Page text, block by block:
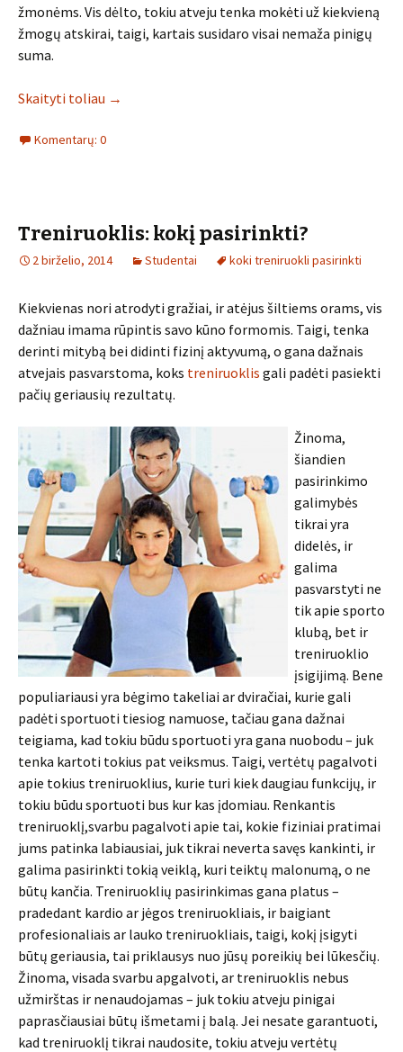
žmonėms. Vis dėlto, tokiu atveju tenka mokėti už kiekvieną
žmogų atskirai, taigi, kartais susidaro visai nemaža pinigų
suma.
Skaityti toliau →
Komentarų: 0
Treniruoklis: kokį pasirinkti?
2 birželio, 2014 Studentai koki treniruokli pasirinkti
Kiekvienas nori atrodyti gražiai, ir atėjus šiltiems orams, vis
dažniau imama rūpintis savo kūno formomis. Taigi, tenka
derinti mitybą bei didinti fizinį aktyvumą, o gana dažnais
atvejais pasvarstoma, koks treniruoklis gali padėti pasiekti
pačių geriausių rezultatų.
Žinoma,
šiandien
pasirinkimo
galimybės
tikrai yra
didelės, ir
galima
pasvarstyti ne
tik apie sporto
klubą, bet ir
treniruoklio
įsigijimą. Bene
populiariausi yra bėgimo takeliai ar dviračiai, kurie gali
padėti sportuoti tiesiog namuose, tačiau gana dažnai
teigiama, kad tokiu būdu sportuoti yra gana nuobodu – juk
tenka kartoti tokius pat veiksmus. Taigi, vertėtų pagalvoti
apie tokius treniruoklius, kurie turi kiek daugiau funkcijų, ir
tokiu būdu sportuoti bus kur kas įdomiau. Renkantis
treniruoklį,svarbu pagalvoti apie tai, kokie fiziniai pratimai
jums patinka labiausiai, juk tikrai neverta savęs kankinti, ir
galima pasirinkti tokią veiklą, kuri teiktų malonumą, o ne
būtų kančia. Treniruoklių pasirinkimas gana platus –
pradedant kardio ar jėgos treniruokliais, ir baigiant
profesionaliais ar lauko treniruokliais, taigi, kokį įsigyti
būtų geriausia, tai priklausys nuo jūsų poreikių bei lūkesčių.
Žinoma, visada svarbu apgalvoti, ar treniruoklis nebus
užmirštas ir nenaudojamas – juk tokiu atveju pinigai
paprasčiausiai būtų išmetami į balą. Jei nesate garantuoti,
kad treniruoklį tikrai naudosite, tokiu atveju vertėtų